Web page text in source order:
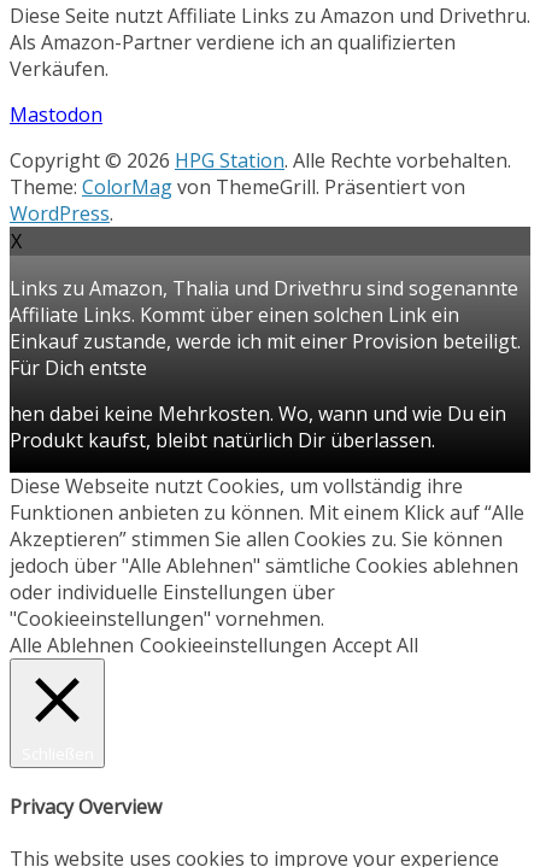
Diese Seite nutzt Affiliate Links zu Amazon und Drivethru.
Als Amazon-Partner verdiene ich an qualifizierten
Verkäufen.
Mastodon
Copyright © 2026 HPG Station. Alle Rechte vorbehalten.
Theme: ColorMagvon ThemeGrill. Präsentiert von
WordPress.
X
Links zu Amazon, Thalia und Drivethru sind sogenannte
Affiliate Links. Kommt über einen solchen Link ein
Einkauf zustande, werde ich mit einer Provision beteiligt.
Für Dich entste
hen dabei keine Mehrkosten. Wo, wann und wie Du ein
Produkt kaufst, bleibt natürlich Dir überlassen.
Diese Webseite nutzt Cookies, um vollständig ihre
Funktionen anbieten zu können. Mit einem Klick auf “Alle
Akzeptieren” stimmen Sie allen Cookies zu. Sie können
jedoch über "Alle Ablehnen" sämtliche Cookies ablehnen
oder individuelle Einstellungen über
"Cookieeinstellungen" vornehmen.
Alle Ablehnen Cookieeinstellungen Accept All
Privacy Overview
This website uses cookies to improve your experience